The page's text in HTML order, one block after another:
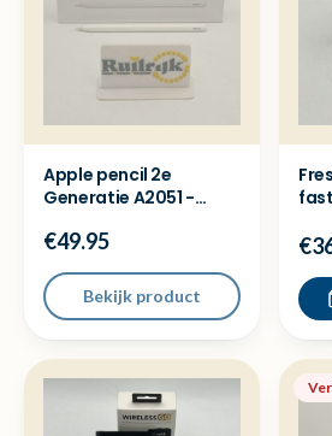
Apple pencil 2e
Generatie A2051 -
€49.95
Bekijk product
-